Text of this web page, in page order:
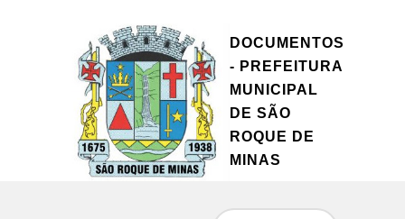
DOCUMENTOS
- PREFEITURA
MUNICIPAL
DE SÃO
ROQUE DE
MINAS